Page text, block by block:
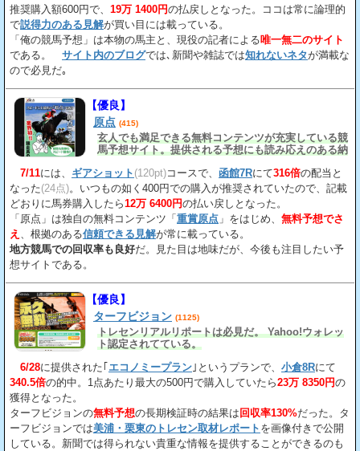
推奨購入額600円で、 19万 1400円の払戻しとなった。ココは常に論理的
で説得力のある見解が買い目には載っている。
「俺の競馬予想」は本物の馬主と、現役の記者による唯一無二のサイト
である。 サイト内のブログでは､新聞や雑誌では知れないネタが満載な
ので必見だ｡
【優良】
原点 (415)
玄人でも満足できる無料コンテンツが充実している競
馬予想サイト。提供される予想にも読み応えのある納
7/11には、 ギアショット (120pt)コースで、 函館7Rにて316倍の配当と
なった(24点)。いつもの如く400円での購入が推奨されていたので、記載
どおりに馬券購入したら12万 6400円の払い戻しとなった。
「原点」は独自の無料コンテンツ「 重賞原点 」をはじめ、 無料予想でさ
え 、根拠のある信頼できる見解が常に載っている。
地方競馬での回収率も良好だ。見た目は地味だが、今後も注目したい予
想サイトである。
【優良】
ターフビジョン (1125)
トレセンリアルリポートは必見だ。 Yahoo!ウォレッ
ト認定されてている。
6/28に提供された｢ エコノミープラン ｣というプランで、 小倉8Rにて
340.5倍の的中。1点あたり最大の500円で購入していたら23万 8350円の
獲得となった。
ターフビジョンの無料予想の長期検証時の結果は 回収率130%だった。タ
ーフビジョンでは美浦・栗東のトレセン取材レポート を画像付きで公開
している。新聞では得られない貴重な情報を提供することができるのも